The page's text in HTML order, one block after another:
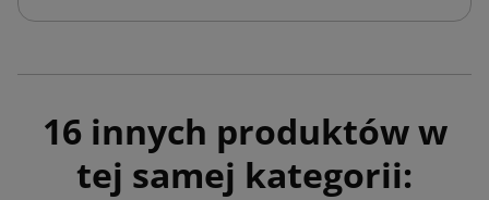
16 innych produktów w
tej samej kategorii: